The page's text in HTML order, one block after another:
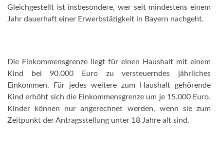
Gleichgestellt ist insbesondere, wer seit mindestens einem
Jahr dauerhaft einer Erwerbstätigkeit in Bayern nachgeht.
Die Einkommensgrenze liegt für einen Haushalt mit einem
Kind bei 90.000 Euro zu versteuerndes jährliches
Einkommen. Für jedes weitere zum Haushalt gehörende
Kind erhöht sich die Einkommensgrenze um je 15.000 Euro.
Kinder können nur angerechnet werden, wenn sie zum
Zeitpunkt der Antragsstellung unter 18 Jahre alt sind.